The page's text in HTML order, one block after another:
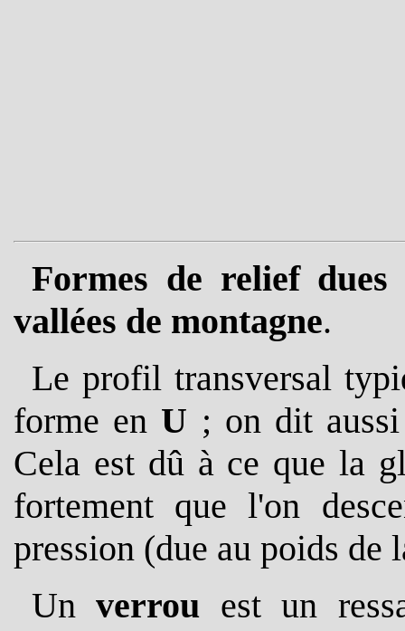
Formes de relief
vallées de montagne.
Le profil transversal
forme en U ; on dit
Cela est dû à ce que la
fortement que l'on
pression (due au poids de
Unverrou est un